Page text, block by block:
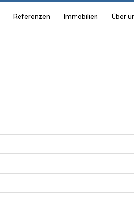
Referenzen Immobilien Über